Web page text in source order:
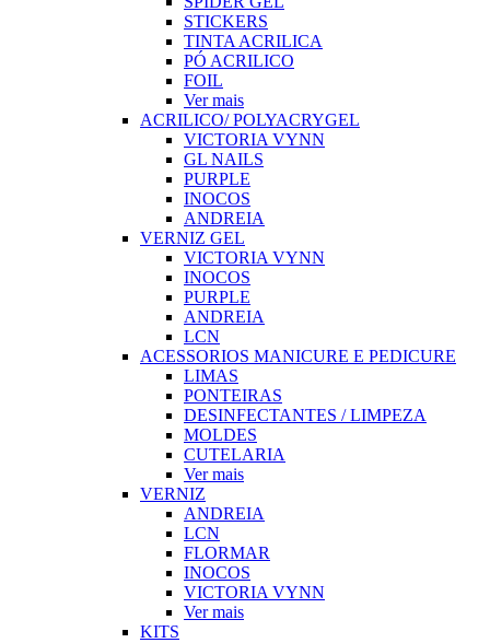
STICKERS
TINTA ACRILICA
PÓ ACRILICO
FOIL
Ver mais
ACRILICO/ POLYACRYGEL
VICTORIA VYNN
GL NAILS
PURPLE
INOCOS
ANDREIA
VERNIZ GEL
VICTORIA VYNN
INOCOS
PURPLE
ANDREIA
LCN
ACESSORIOS MANICURE E PEDICURE
LIMAS
PONTEIRAS
DESINFECTANTES / LIMPEZA
MOLDES
CUTELARIA
Ver mais
VERNIZ
ANDREIA
LCN
FLORMAR
INOCOS
VICTORIA VYNN
Ver mais
KITS